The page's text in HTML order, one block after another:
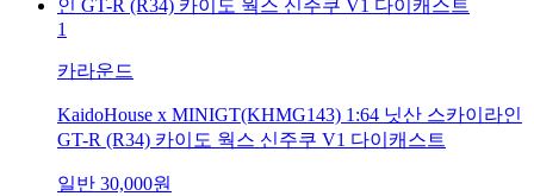
1
카라운드
KaidoHouse x MINIGT(KHMG143) 1:64 닛산 스카이라인
GT-R (R34) 카이도 웍스 신주쿠 V1 다이캐스트
일반 30,000원